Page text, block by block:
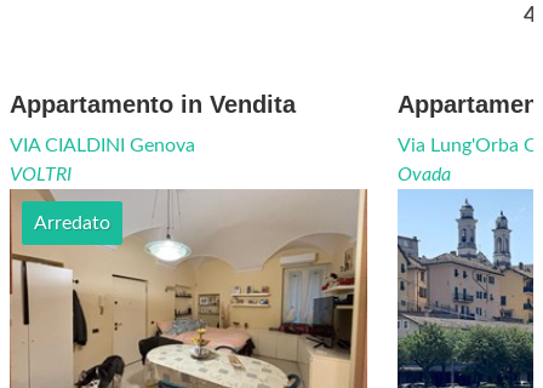
Appartamento in Vendita
VIA CIALDINI Genova
VOLTRI
Arredato
Via Lung'Orba
Ovada